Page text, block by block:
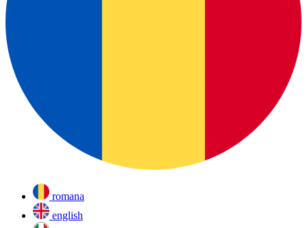
romana
english